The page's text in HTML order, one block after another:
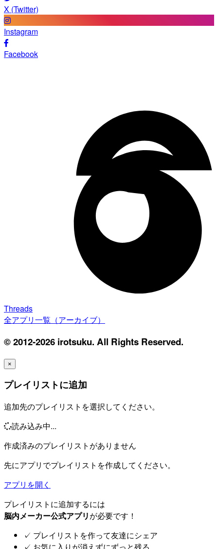
X (Twitter)
Instagram
Facebook
Threads
全アプリ一覧（アーカイブ）
© 2012-2026 irotsuku. All Rights Reserved.
×
プレイリストに追加
追加先のプレイリストを選択してください。
読み込み中...
作成済みのプレイリストがありません
先にアプリでプレイリストを作成してください。
アプリを開く
プレイリストに追加するには
脳内メーカー公式アプリが必要です！
✓ プレイリストを作って友達にシェア